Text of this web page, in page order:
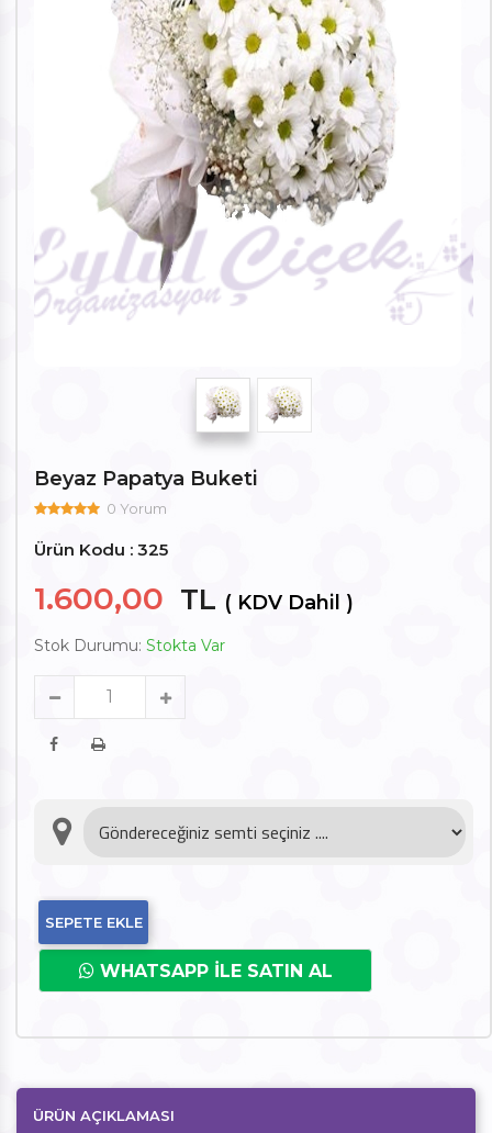
Beyaz Papatya Buketi
0 Yorum
Ürün Kodu : 325
1.600,00 TL ( KDV Dahil )
Stok Durumu: Stokta Var
SEPETE EKLE
WHATSAPP İLE SATIN AL
ÜRÜN AÇIKLAMASI